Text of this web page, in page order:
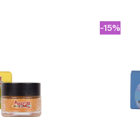
ICH
Durch die Erstellung
Einkäufe schnell
ESPAÑOL
-15%